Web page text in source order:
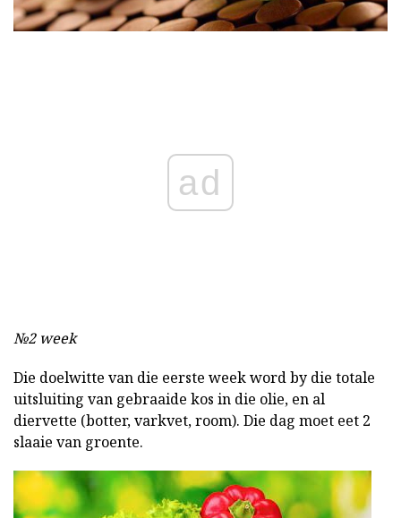
ad
№2 week
Die doelwitte van die eerste week word by die totale
uitsluiting van gebraaide kos in die olie, en al
diervette (botter, varkvet, room). Die dag moet eet 2
slaaie van groente.